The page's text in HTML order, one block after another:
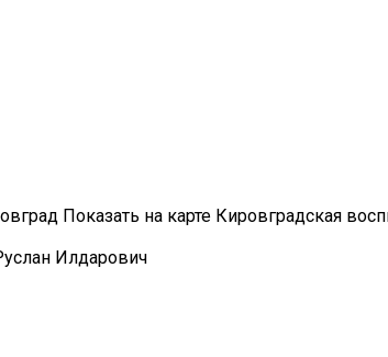
Показать на карте Кировградская
Илдарович